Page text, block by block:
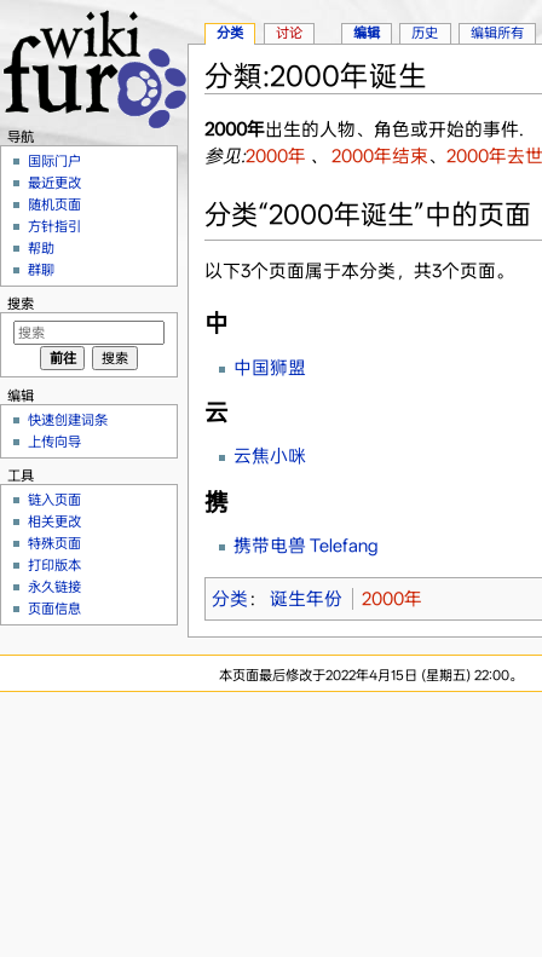
分類:2000年诞生
2000年出生的人物、角色或开始的事件.
参见:2000年 、 2000年结束、 2000年去世
分类“2000年诞生”中的页面
以下3个页面属于本分类，共3个页面。
中
中国狮盟
云
云焦小咪
携
携带电兽 Telefang
分类 ： 诞生年份 2000年
分类 讨论 编辑 历史 编辑所有
导航
国际门户
最近更改
随机页面
方针指引
帮助
群聊
搜索
编辑
快速创建词条
上传向导
工具
链入页面
相关更改
特殊页面
打印版本
永久链接
页面信息
本页面最后修改于2022年4月15日 (星期五) 22:00。